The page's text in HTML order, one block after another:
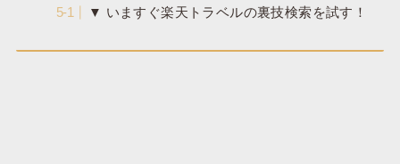
​▼ いますぐ楽天トラベルの裏技検索を試す！